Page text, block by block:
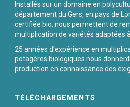
Installés sur un domaine en
département du Gers, en pays de
certifiée bio, nous permettent de
multiplication de variétés adaptées
25 années d’expérience en
potagères biologiques nous
production en connaissance des
TÉLÉCHARGEMENTS